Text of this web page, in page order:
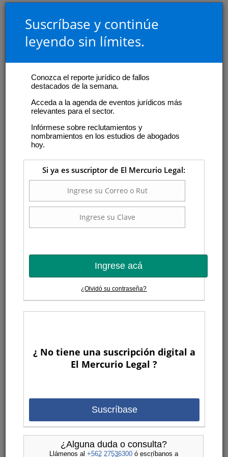
Suscríbase y continúe
leyendo sin límites.
Conozca el reporte jurídico de fallos
destacados de la semana.
Acceda a la agenda de eventos jurídicos más
relevantes para el sector.
Infórmese sobre reclutamientos y
nombramientos en los estudios de abogados
hoy.
Si ya es suscriptor de El Mercurio Legal:
Ingrese acá
¿Olvidó su contraseña?
¿ No tiene una suscripción digital a
El Mercurio Legal ?
Suscríbase
¿Alguna duda o consulta?
Llámenos al +562 27536300ó escríbanos a